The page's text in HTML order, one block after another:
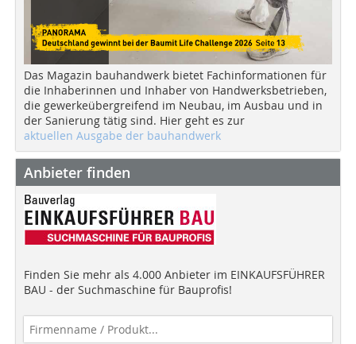
Das Magazin bauhandwerk bietet Fachinformationen für
die Inhaberinnen und Inhaber von Handwerksbetrieben,
die gewerkeübergreifend im Neubau, im Ausbau und in
der Sanierung tätig sind. Hier geht es zur
aktuellen Ausgabe der bauhandwerk
Anbieter finden
Finden Sie mehr als 4.000 Anbieter im EINKAUFSFÜHRER
BAU - der Suchmaschine für Bauprofis!